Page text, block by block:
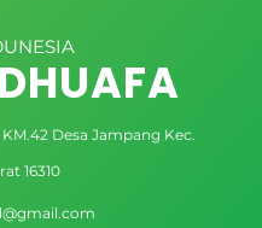
Desa Jampang Kec.
16310